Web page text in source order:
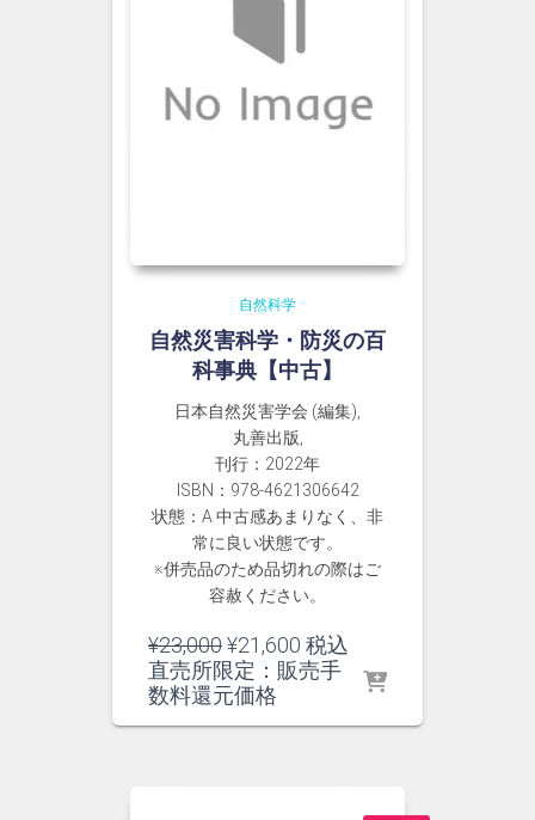
自然科学
自然災害科学・防災の百
科事典【中古】
日本自然災害学会 (編集),
丸善出版,
刊行：2022年
ISBN：978-4621306642
状態：A 中古感あまりなく、非
常に良い状態です。
※併売品のため品切れの際はご
容赦ください。
¥23,000元
の
価
¥21,600 現
在
税込
直売所限定：販売手
数料還元価格